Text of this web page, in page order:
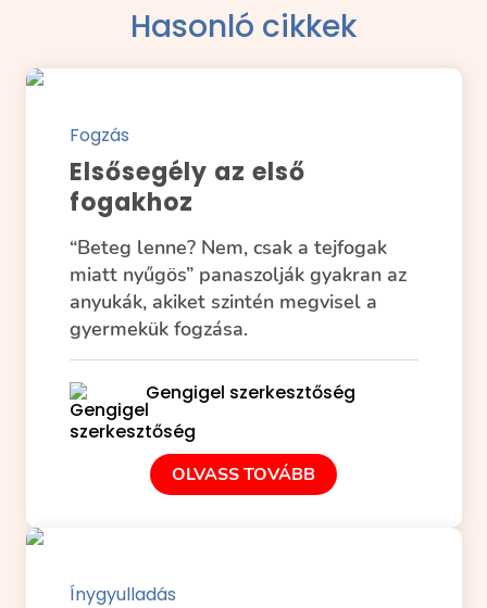
Hasonló cikkek
Fogzás
Elsősegély az első
fogakhoz
“Beteg lenne? Nem, csak a tejfogak
miatt nyűgös” panaszolják gyakran az
anyukák, akiket szintén megvisel a
gyermekük fogzása.
Gengigel szerkesztőség
OLVASS TOVÁBB
Ínygyulladás